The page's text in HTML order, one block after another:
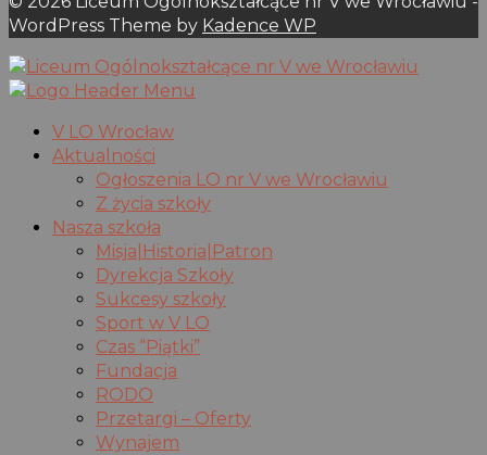
WordPress Theme by Kadence WP
V LO Wrocław
Aktualności
Ogłoszenia LO nr V we Wrocławiu
Z życia szkoły
Nasza szkoła
Misja|Historia|Patron
Dyrekcja Szkoły
Sukcesy szkoły
Sport w V LO
Czas “Piątki”
Fundacja
RODO
Przetargi – Oferty
Wynajem